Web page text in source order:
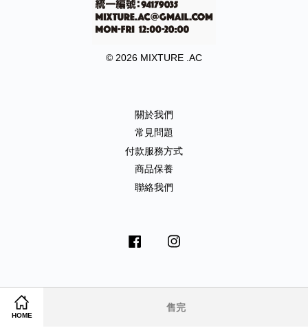
HOME
售完
© 2026 MIXTURE .AC
關於我們
常見問題
付款服務方式
商品保養
聯絡我們
Facebook
Visa Master